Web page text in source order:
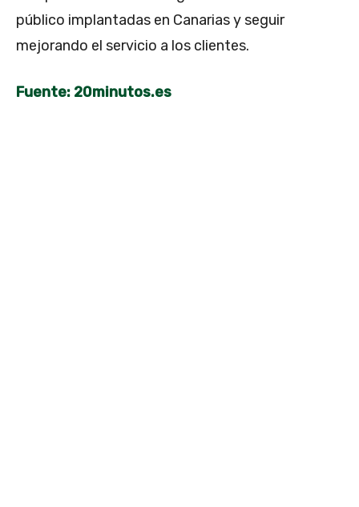
público implantadas en Canarias y seguir
mejorando el servicio a los clientes.
Fuente: 20minutos.es